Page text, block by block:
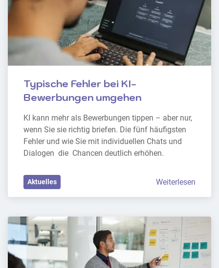
Typische Fehler bei KI-
Bewerbungen umgehen
KI kann mehr als Bewerbungen tippen – aber nur,
wenn Sie sie richtig briefen. Die fünf häufigsten
Fehler und wie Sie mit individuellen Chats und
Dialogen  die  Chancen deutlich erhöhen.
Aktuelles Weiterlesen